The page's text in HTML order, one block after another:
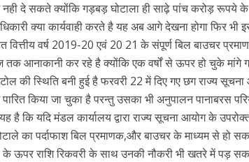
दे सकते क्योंकि गड़बड़ घोटाला ही साढ़े पांच करोड़ रूपये
क्या कार्यवाही करते है यह अब आगे देखना होगा फिर भी
वित्तीय वर्ष 2019-20 एवं 20 21 के संपूर्ण बिल बाउचर
आनाकानी कर रहे है क्योंकि एक वर्षों से ऊपर हो चुके
की स्थिति बनी हुई है फरवरी 22 में दिए गए छग राज्य
किया जा चुका है परन्तु उसका भी अनुपालन पानाबरस
है कि यदि मंडल कार्यालय द्वारा राज्य सूचना आयोग के
का पर्दाफाश बिल प्रमाणक,और बाउचर के माध्यम से
के ऊपर राशि रिकवरी के साथ उनकी नौकरी भी खतरे में पड़